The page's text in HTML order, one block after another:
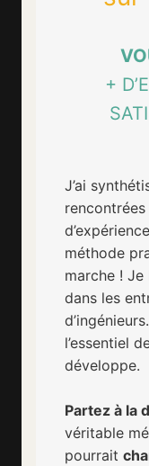
+
J’ai
méthode
marche ! Je
dans les
l’essentiel
développe.
Partez à la
véritable
pourrait